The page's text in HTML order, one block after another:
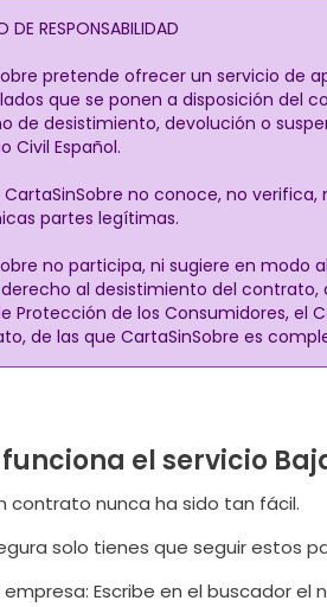
DE RESPONSABILIDAD
pretende ofrecer un servicio de
que se ponen a disposición del
de desistimiento, devolución o
Civil Español.
CartaSinSobre no conoce, no
partes legítimas.
no participa, ni sugiere en
al desistimiento del
Protección de los Consumidores, el
de las que CartaSinSobre es
el servicio
contrato nunca ha sido tan fácil.
solo tienes que seguir estos
empresa: Escribe en el buscador